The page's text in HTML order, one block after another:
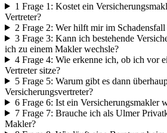
1 Frage 1: Kostet ein
Vertreter?
2 Frage 2: Wer hilft mir im
3Frage 3: Kann ich bestehende
ich zu einem Makler wechsle?
4Frage 4: Wie erkenne ich, ob ich vor
Vertreter sitze?
5Frage 5: Warum gibt es dann
Versicherungsvertreter?
6Frage 6: Ist ein Versicherungsmakler
7Frage 7: Brauche ich als Ulmer
Makler?